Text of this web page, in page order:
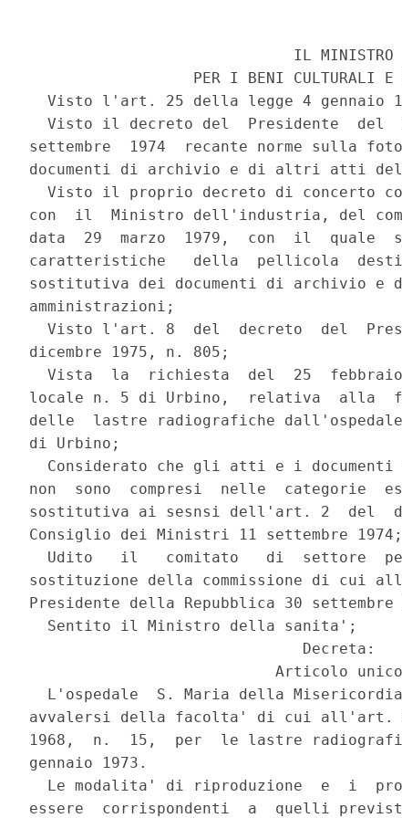
                             IL MINISTRO
PER I BENI CULTURALI E
Visto l'art. 25 della legge 4 gennaio
Visto il decreto del  Presidente  del
settembre  1974  recante norme sulla
documenti di archivio e di altri atti
Visto il proprio decreto di concerto
con  il  Ministro dell'industria, del
data  29  marzo  1979,  con  il  quale
caratteristiche   della  pellicola
sostitutiva dei documenti di archivio
amministrazioni;
Visto l'art. 8  del  decreto  del
dicembre 1975, n. 805;
Vista  la  richiesta  del  25
locale n. 5 di Urbino,  relativa  alla
delle  lastre radiografiche
di Urbino;
Considerato che gli atti e i documenti
non  sono  compresi  nelle  categorie
sostitutiva ai sesnsi dell'art. 2  del
Consiglio dei Ministri 11 settembre 1974;
Udito   il   comitato   di  settore
sostituzione della commissione di cui
Presidente della Repubblica 30 settembre
  Sentito il Ministro della sanita';
                              Decreta:
                           Articolo unico
L'ospedale  S. Maria della
avvalersi della facolta' di cui all'art.
1968,  n.  15,  per  le lastre
gennaio 1973.
Le modalita' di riproduzione  e  i
essere  corrispondenti  a  quelli